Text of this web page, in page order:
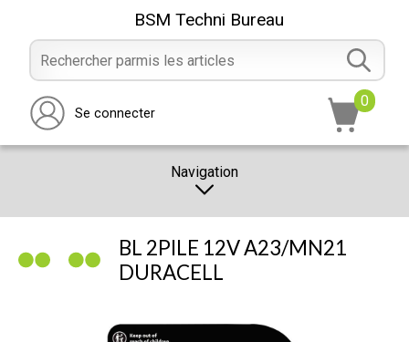
BSM Techni Bureau
Se connecter
0
Navigation
PROMOTION
NOUS CONTACTER
BL 2PILE 12V A23/MN21
DURACELL